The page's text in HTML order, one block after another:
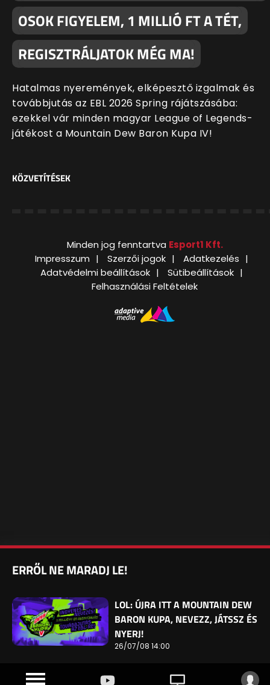
OSOK FIGYELEM, 1 MILLIÓ FT A TÉT,
REGISZTRÁLJATOK MÉG MA!
Hatalmas nyeremények, elképesztő izgalmak és
továbbjutás az EBL 2026 Spring rájátszásába:
ezekkel vár minden magyar League of Legends-
játékost a Mountain Dew Baron Kupa IV!
KÖZVETÍTÉSEK
Minden jog fenntartva Esport1 Kft.
Impresszum
Szerzői jogok
Adatkezelés
Adatvédelmi beállítások
Sütibeállítások
Felhasználási Feltételek
ERRŐL NE MARADJ LE!
LOL: ÚJRA ITT A MOUNTAIN DEW
BARON KUPA, NEVEZZ, JÁTSSZ ÉS
NYERJ!
26/07/08 14:00